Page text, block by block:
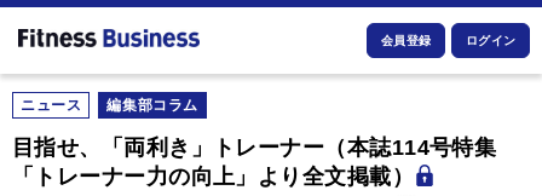
会員登録 ログイン
ニュース 編集部コラム
目指せ、「両利き」トレーナー（本誌114号特集
「トレーナー力の向上」より全文掲載）